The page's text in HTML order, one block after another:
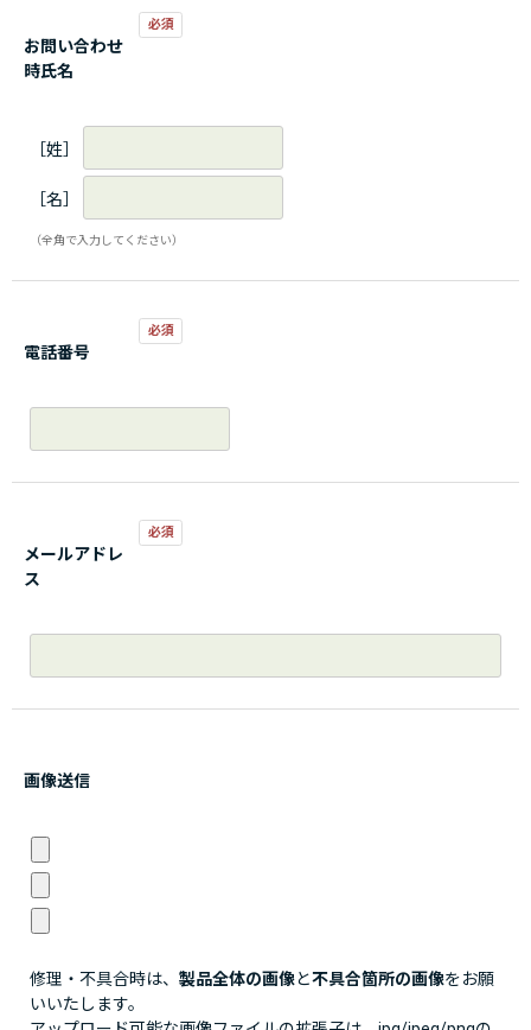
お問い合わせ
時氏名
［姓］
［名］
（全角で入力してください）
電話番号
メールアドレ
ス
画像送信
修理・不具合時は、 製品全体の画像と不具合箇所の画像をお願
いいたします。